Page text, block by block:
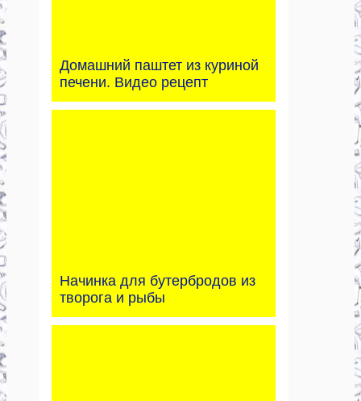
Домашний паштет из куриной
печени. Видео рецепт
Начинка для бутербродов из
творога и рыбы